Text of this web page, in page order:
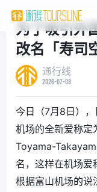
为了吸引外
改名「寿司
通行线
2026-07-08
今日（7月8日）
机场的全新爱称定
Toyama-
名，这样在机场爱
根据富山机场的说